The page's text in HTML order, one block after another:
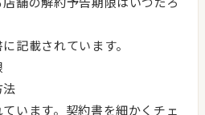
記載されています。
法
います。契約書を細かくチェ